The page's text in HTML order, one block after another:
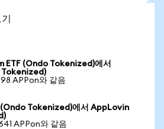
ETF (Ondo Tokenized)에서
APPon와 같음
Tokenized)에서 AppLovin
APPon와 같음